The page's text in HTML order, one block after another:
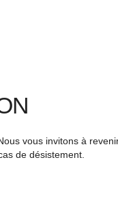
vous invitons à
de désistement.